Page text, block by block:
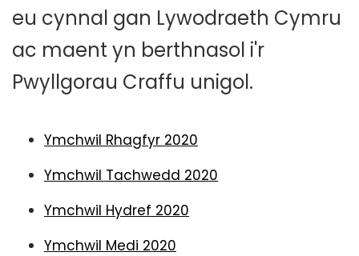
eu cynnal gan Lywodraeth Cymru
ac maent yn berthnasol i'r
Pwyllgorau Craffu unigol.
Ymchwil Rhagfyr 2020
Ymchwil Tachwedd 2020
Ymchwil Hydref 2020
Ymchwil Medi 2020